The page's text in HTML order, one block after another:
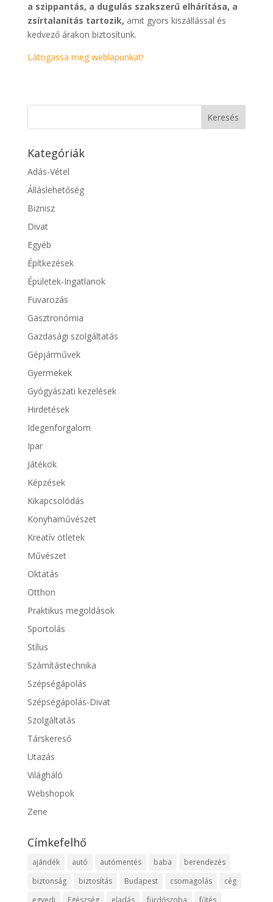
a szippantás, a dugulás szakszerű elhárítása, a
zsírtalanítás tartozik, amit gyors kiszállással és
kedvező árakon biztosítunk.
Látogassa meg weblapunkat!
Kategóriák
Adás-Vétel
Álláslehetőség
Biznisz
Divat
Egyéb
Építkezések
Épületek-Ingatlanok
Fuvarozás
Gasztronómia
Gazdasági szolgáltatás
Gépjárművek
Gyermekek
Gyógyászati kezelések
Hirdetések
Idegenforgalom
Ipar
Játékok
Képzések
Kikapcsolódás
Konyhaművészet
Kreatív ötletek
Művészet
Oktatás
Otthon
Praktikus megoldások
Sportolás
Stílus
Számítástechnika
Szépségápolás
Szépségápolás-Divat
Szolgáltatás
Társkereső
Utazás
Világháló
Webshopok
Zene
Címkefelhő
ajándék autó autómentés baba
berendezés
biztonság
biztosítás Budapest csomagolás
cég